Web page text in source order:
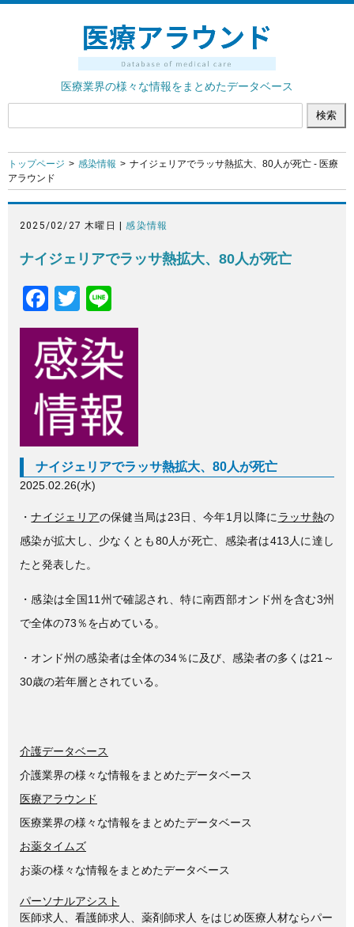
医療業界の様々な情報をまとめたデータベース
トップページ 感染情報
ナイジェリアでラッサ熱拡大、80人が死亡 - 医療
アラウンド
2025/02/27 木曜日 |感染情報
ナイジェリアでラッサ熱拡大、80人が死亡
F
a
c
e
b
o
o
k
T
wi
tt
er
n
e
ナイジェリアでラッサ熱拡大、80人が死亡
2025.02.26(水)
・ナイジェリアの保健当局は23日、今年1月以降にラッサ熱の
感染が拡大し、少なくとも80人が死亡、感染者は413人に達し
たと発表した。
・感染は全国11州で確認され、特に南西部オンド州を含む3州
で全体の73％を占めている。
・オンド州の感染者は全体の34％に及び、感染者の多くは21～
30歳の若年層とされている。
介護データベース
介護業界の様々な情報をまとめたデータベース
医療アラウンド
医療業界の様々な情報をまとめたデータベース
お薬タイムズ
お薬の様々な情報をまとめたデータベース
パーソナルアシスト
医師求人、看護師求人、薬剤師求人 をはじめ医療人材ならパー